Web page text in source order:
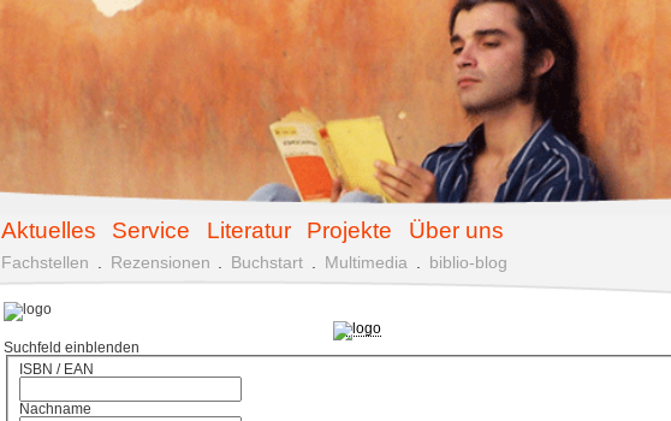
Aktuelles Service Literatur Projekte Über uns
Fachstellen Rezensionen Buchstart Multimedia biblio-blog
Suchfeld einblenden
ISBN / EAN
Nachname